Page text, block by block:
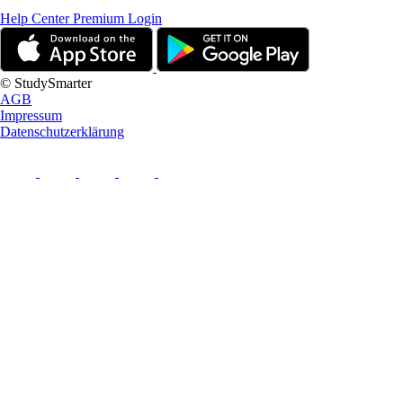
Help CenterPremium Login
© StudySmarter
AGB
Impressum
Datenschutzerklärung